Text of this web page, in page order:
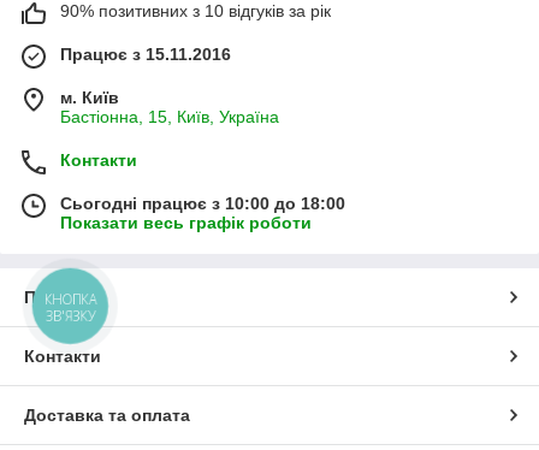
90% позитивних з 10 відгуків за рік
Працює з 15.11.2016
м. Київ
Бастіонна, 15, Київ, Україна
Контакти
Сьогодні працює з 10:00 до 18:00
Показати весь графік роботи
Про нас
Контакти
Доставка та оплата
КНОПКА
ЗВ'ЯЗКУ